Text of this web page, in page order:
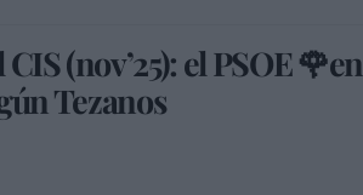
(nov’25): el PSOE 🌹en
Tezanos